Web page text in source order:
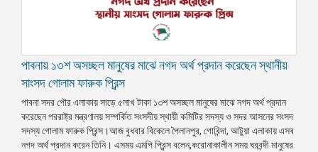
পাবনায় ১৩শ অসচ্ছল মানুষের মাঝে নগদ অর্থ প্রদান করেছেন স্থানীয়
সাংসদ গোলাম ফারুক প্রিন্স
পাবনা সদর পৌর এলাকায় সাড়ে ৫লাখ টাকা ১৩শ অসচ্ছল মানুষের মাঝে নগদ অর্থ প্রদান
করেছেন পররাষ্ট্র মন্ত্রণালয় সম্পর্কিত সংসদীয় স্থায়ী কমিটির সদস্য ও সদর আসনের সংসদ
সদস্য গোলাম ফারুক প্রিন্স।আজ বুধবার বিকেলে পৈলানপুর, গোবিন্দা, আটুয়া এলাকায় এসব
নগদ অর্থ প্রদান করেন তিনি। এসময় এমপি প্রিন্স বলেন,করোনাকালীন সময় ঘরবন্দী মানুষের